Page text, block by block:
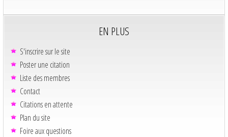
EN PLUS
S'inscrire sur le site
Poster une citation
Liste des membres
Contact
Citations en attente
Plan du site
Foire aux questions